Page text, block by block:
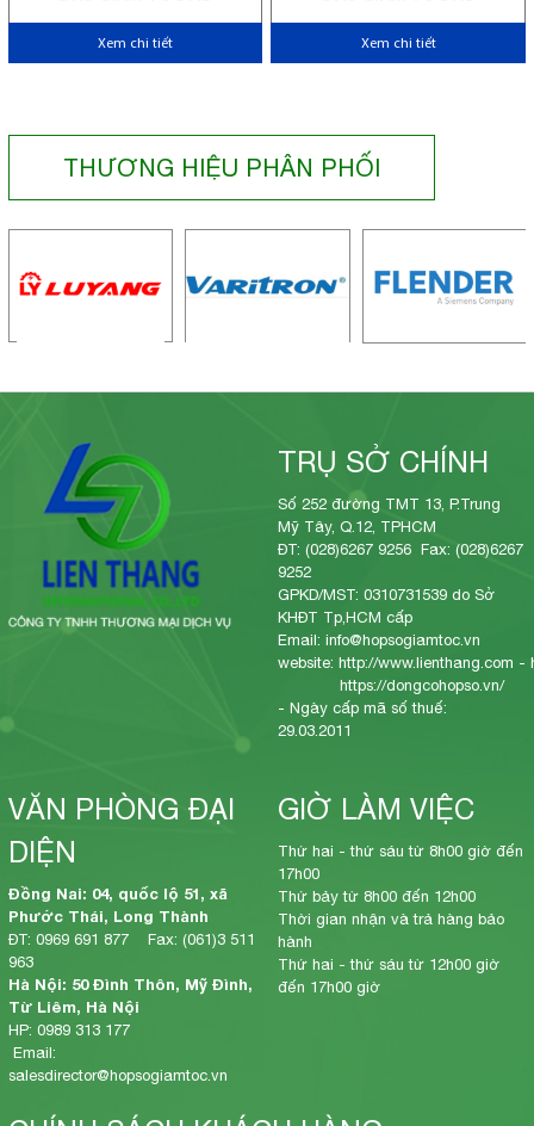
Xem chi tiết Xem chi tiết
THƯƠNG HIỆU PHÂN PHỐI
TRỤ SỞ CHÍNH
Số 252 đường TMT 13, P.Trung
Mỹ Tây, Q.12, TPHCM
ĐT: (028)6267 9256 Fax: (028)6267
9252
GPKD/MST: 0310731539 do Sở
KHĐT Tp,HCM cấp
Email: info@hopsogiamtoc.vn
website: http://www.lienthang.com -
https://dongcohopso.vn/
- Ngày cấp mã số thuế:
29.03.2011
VĂN PHÒNG ĐẠI
DIỆN
Đồng Nai: 04, quốc lộ 51, xã
Phước Thái, Long Thành
ĐT: 0969 691 877 Fax: (061)3 511
963
Hà Nội: 50 Đình Thôn, Mỹ Đình,
Từ Liêm, Hà Nội
HP: 0989 313 177
Email:
salesdirector@hopsogiamtoc.vn
GIỜ LÀM VIỆC
Thứ hai - thứ sáu từ 8h00 giờ đến
17h00
Thứ bảy từ 8h00 đến 12h00
Thời gian nhận và trả hàng bảo
hành
Thứ hai - thứ sáu từ 12h00 giờ
đến 17h00 giờ